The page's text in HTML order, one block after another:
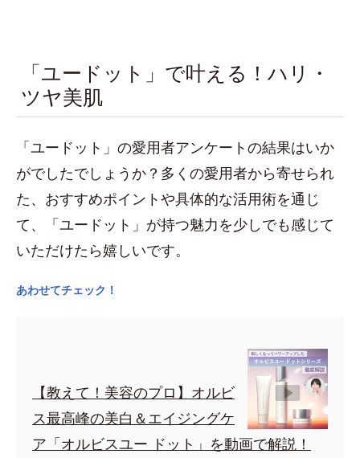
「ユードット」で叶える！ハリ・
ツヤ美肌
「ユードット」の愛用者アンケートの結果はいか
がでしたでしょうか？多くの愛用者から寄せられ
た、おすすめポイントや具体的な活用術を通じ
て、「ユードット」が持つ魅力を少しでも感じて
いただけたら嬉しいです。
あわせてチェック！
【教えて！美容のプロ】オルビ
ス最高峰の美白＆エイジングケ
ア「オルビスユー ドット」を動画で解説！